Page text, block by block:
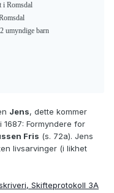
i Romsdal
umyndige barn
Jens, dette kommer
Formyndere for
Fris (s. 72a). Jens
livsarvinger (i likhet
Skifteprotokoll 3A